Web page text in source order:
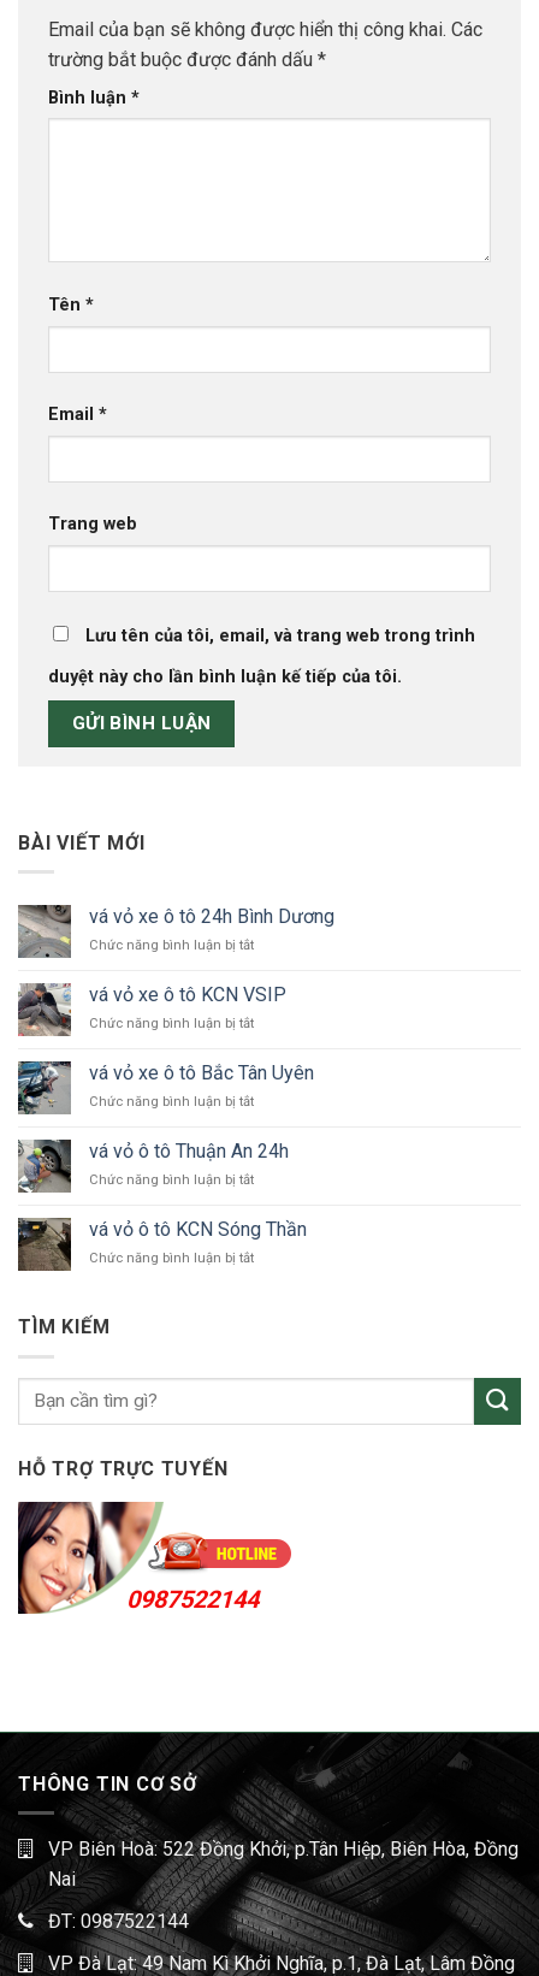
Email của bạn sẽ không được hiển thị công khai. Các
trường bắt buộc được đánh dấu *
Bình luận *
Tên *
Email *
Trang web
Lưu tên của tôi, email, và trang web trong trình
duyệt này cho lần bình luận kế tiếp của tôi.
BÀI VIẾT MỚI
vá vỏ xe ô tô 24h Bình Dương
Chức năng bình luận bị tắtở
vỏ
xe
ô
24h
Dương
vá vỏ xe ô tô KCN VSIP
Chức năng bình luận bị tắtở
vỏ
xe
ô
KCN
vá vỏ xe ô tô Bắc Tân Uyên
Chức năng bình luận bị tắtở
vỏ
xe
ô
Bắc
Tân
Uyên
vá vỏ ô tô Thuận An 24h
Chức năng bình luận bị tắtở
ô
tô
vá vỏ ô tô KCN Sóng Thần
Chức năng bình luận bị tắtở
Sóng
TÌM KIẾM
HỖ TRỢ TRỰC TUYẾN
0987522144
THÔNG TIN CƠ SỞ
VP Biên Hoà: 522 Đồng Khởi, p.Tân Hiệp, Biên Hòa, Đồng
Nai
ĐT: 0987522144
VP Đà Lạt: 49 Nam Kì Khởi Nghĩa, p.1, Đà Lạt, Lâm Đồng